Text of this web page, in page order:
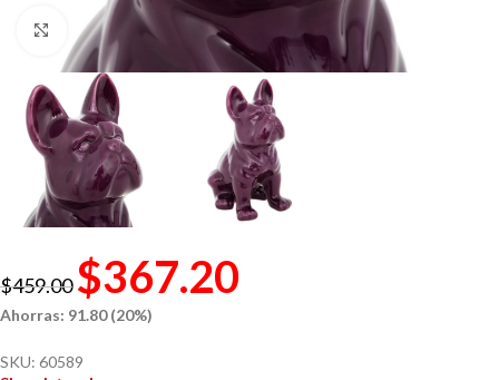
Click to enlarge
$459.00 $367.20
Ahorras: 91.80 (20%)
SKU: 60589